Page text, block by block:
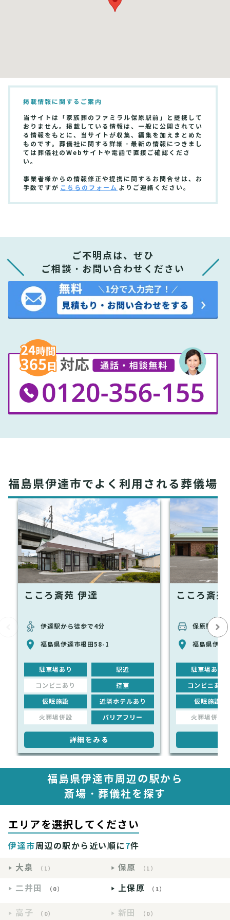
掲載情報に関するご案内
当サイトは「家族葬のファミラル保原駅前」と提携して
おりません。掲載している情報は、一般に公開されてい
る情報をもとに、当サイトが収集、編集を加えまとめた
ものです。葬儀社に関する詳細・最新の情報につきまし
ては葬儀社のWebサイトや電話で直接ご確認くださ
い。
事業者様からの情報修正や提携に関するお問合せは、お
手数ですが こちらのフォーム よりご連絡ください。
ご不明点は、ぜひ
ご相談・お問い合わせください
福島県伊達市でよく利用される葬儀場
こころ斎苑 伊達
伊達駅から徒歩で4分
福島県伊達市根田58-1
駐車場あり 駅近
コンビニあり 控室
仮眠施設 近隣ホテルあり
火葬場併設 バリアフリー
詳細をみる
こころ斎苑
保原駅から
福島県伊達
駐車場あり
コンビニあり
仮眠施設
火葬場併設
福島県伊達市周辺の駅から
斎場・葬儀社を探す
エリアを選択してください
伊達市周辺の駅から近い順に7件
大泉
（1） 保原 （1）
二井田 （0） 上保原 （1）
高子 （0） 新田 （0）